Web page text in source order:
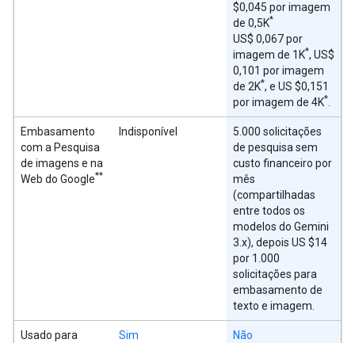
$0,045 por imagem
de 0,5K*
US$ 0,067 por
imagem de 1K*, US$
0,101 por imagem
de 2K*, e US $0,151
por imagem de 4K*
Embasamento
com a Pesquisa
de imagens e na
Web do Google**
Indisponível
5.000 solicitações
de pesquisa sem
custo financeiro por
mês
(compartilhadas
entre todos os
modelos do Gemini
3.x), depois US $14
por 1.000
solicitações para
embasamento de
texto e imagem.
Usado para
Sim Não